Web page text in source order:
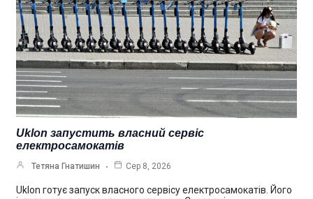
Uklon запустить власний сервіс
електросамокатів
Тетяна Гнатишин Сер 8, 2026
Uklon готує запуск власного сервісу електросамокатів. Його